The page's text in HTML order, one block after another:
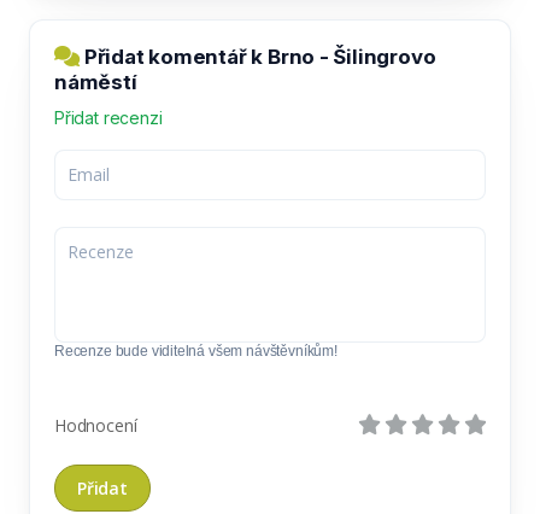
Přidat komentář k Brno - Šilingrovo
náměstí
Přidat recenzi
Recenze bude viditelná všem návštěvníkům!
Hodnocení